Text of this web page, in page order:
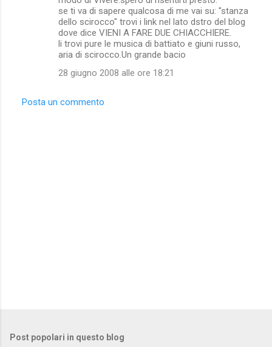
se ti va di sapere qualcosa di me vai su: "stanza
dello scirocco" trovi i link nel lato dstro del blog
dove dice VIENI A FARE DUE CHIACCHIERE.
li trovi pure le musica di battiato e giuni russo,
aria di scirocco.Un grande bacio
28 giugno 2008 alle ore 18:21
Posta un commento
Post popolari in questo blog